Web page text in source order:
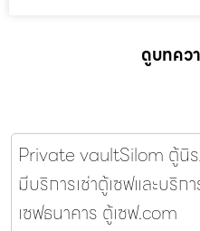
ดูบทคว
Private vaultSilom ตู้นิร
มีบริการเช่าตู้เซฟและบริ
เซฟธนาคาร ตู้เซฟ.com